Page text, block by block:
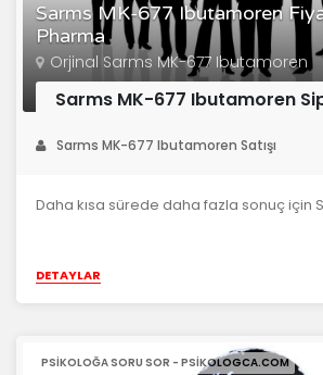
Sarms MK-677 Ibutamoren
Pharma
Orjinal Sarms MK-677 Ibutamoren
Sarms MK-677 Ibutamoren
Sarms MK-677 Ibutamoren Satışı
Daha kısa sürede daha fazla sonuç için
DETAYLAR
PSIKOLOĞA SORU SOR - PSIKOLOGCA.COM